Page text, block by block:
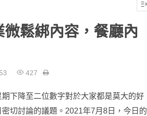
鬆綁內容，餐廳內
427
下降至二位數字對於大家都是莫大的好
切討論的議題。2021年7月8日，今日的